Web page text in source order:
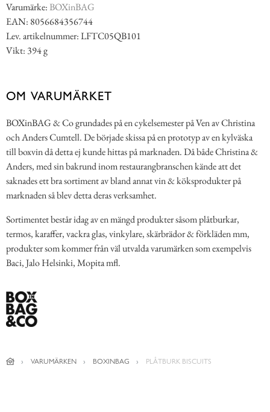
Varumärke:BOXinBAG
EAN: 8056684356744
Lev. artikelnummer: LFTC05QB101
Vikt: 394 g
OM VARUMÄRKET
BOXinBAG & Co grundades på en cykelsemester på Ven av Christina
och Anders Cumtell. De började skissa på en prototyp av en kylväska
till boxvin då detta ej kunde hittas på marknaden. Då både Christina &
Anders, med sin bakrund inom restaurangbranschen kände att det
saknades ett bra sortiment av bland annat vin & köksprodukter på
marknaden så blev detta deras verksamhet.
Sortimentet består idag av en mängd produkter såsom plåtburkar,
termos, karaffer, vackra glas, vinkylare, skärbrädor & förkläden mm,
produkter som kommer från väl utvalda varumärken som exempelvis
Baci, Jalo Helsinki, Mopita mfl.
VARUMÄRKEN BOXINBAG PLÅTBURK BISCUITS